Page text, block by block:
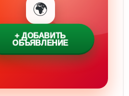
🌍
+ ДОБАВИТЬ
ОБЪЯВЛЕНИЕ